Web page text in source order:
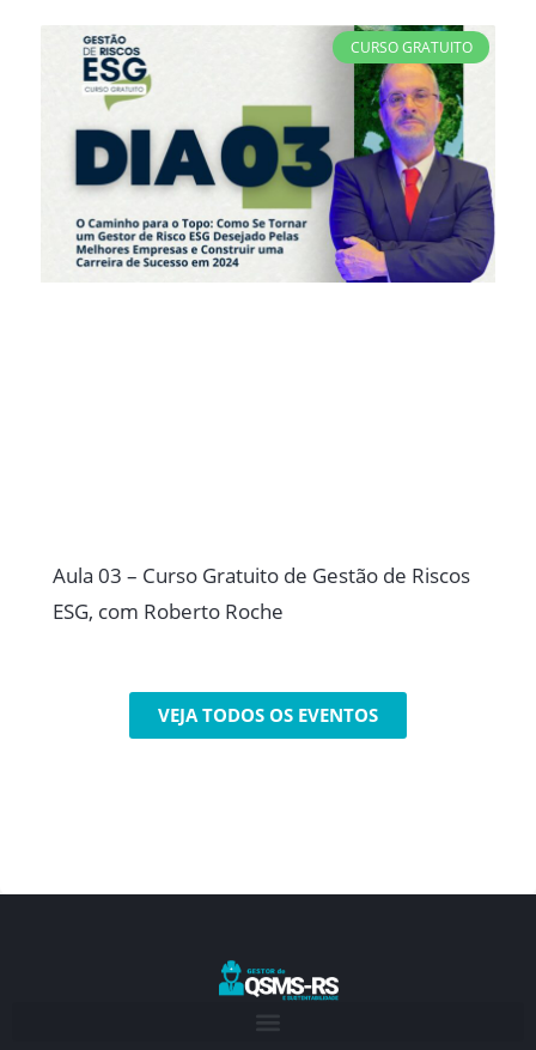
CURSO GRATUITO
Aula 03 – Curso Gratuito de Gestão de Riscos
ESG, com Roberto Roche
VEJA TODOS OS EVENTOS